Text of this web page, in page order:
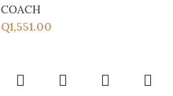
COACH
Q1,551.00